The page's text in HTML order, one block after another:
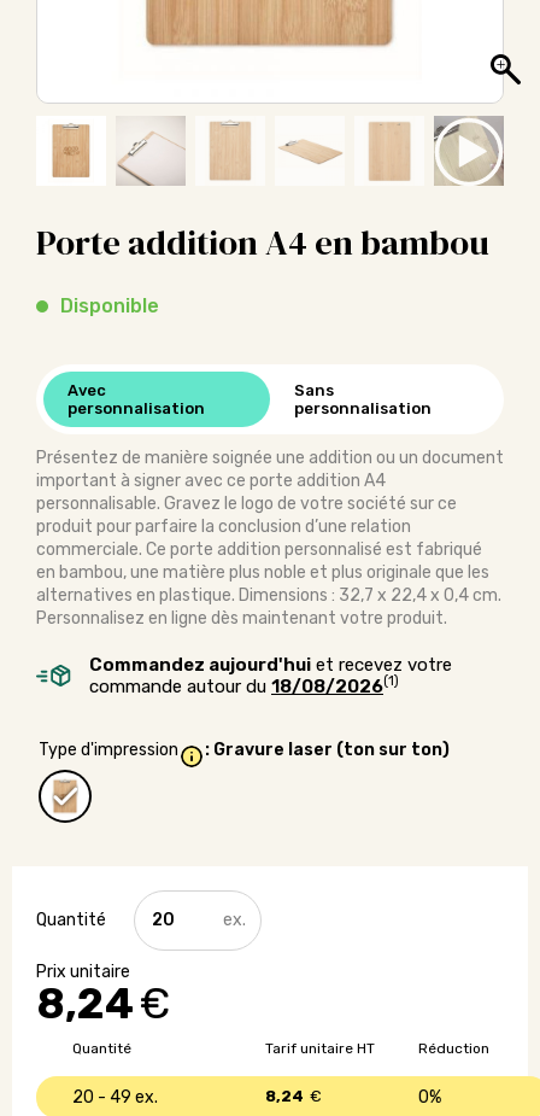
Porte addition A4 en bambou
Disponible
Avec
personnalisation
Sans
personnalisation
Présentez de manière soignée une addition ou un document
important à signer avec ce porte addition A4
personnalisable. Gravez le logo de votre société sur ce
produit pour parfaire la conclusion d’une relation
commerciale. Ce porte addition personnalisé est fabriqué
en bambou, une matière plus noble et plus originale que les
alternatives en plastique. Dimensions : 32,7 x 22,4 x 0,4 cm.
Personnalisez en ligne dès maintenant votre produit.
Commandez aujourd'hui et recevez votre
commande autour du 18/08/2026(1)
Type d'impression : Gravure laser (ton sur ton)
8,24€
quantité
de
Porte
A4
en
Quantité Réduction
Tarif unitaire HT
20 - 49 0%
8,24 €